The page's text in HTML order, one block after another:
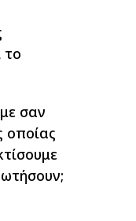
το
σαν
οποίας